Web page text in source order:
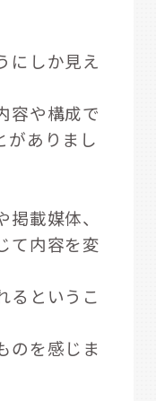
にしか見え
容や構成で
がありまし
載媒体、
て内容を変
るというこ
のを感じま